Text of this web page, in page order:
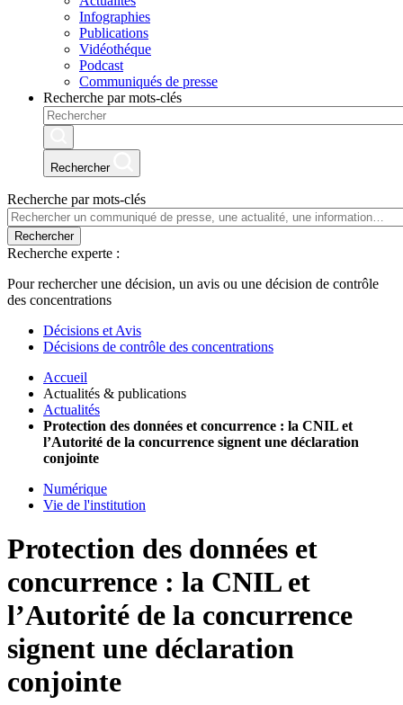
Infographies
Publications
Vidéothéque
Podcast
Communiqués de presse
Recherche par mots-clés
Rechercher
Recherche par mots-clés
Rechercher
Recherche experte :
Pour rechercher une décision, un avis ou une décision de contrôle
des concentrations
Décisions et Avis
Décisions de contrôle des concentrations
Accueil
Actualités & publications
Actualités
Protection des données et concurrence : la CNIL et
l’Autorité de la concurrence signent une déclaration
conjointe
Numérique
Vie de l'institution
Protection des données et
concurrence : la CNIL et
l’Autorité de la concurrence
signent une déclaration
conjointe